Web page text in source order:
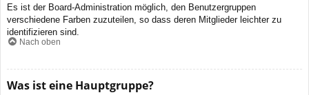
Es ist der Board-Administration möglich, den Benutzergruppen
verschiedene Farben zuzuteilen, so dass deren Mitglieder leichter zu
identifizieren sind.
Nach oben
Was ist eine Hauptgruppe?